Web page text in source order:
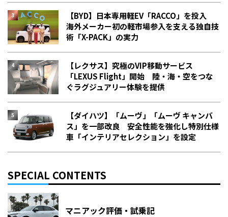
【BYD】日本専用軽EV「RACCO」を投入
海外メーカー初の軽市場参入を支える独自技
術「X-PACK」の実力
【レクサス】究極のVIP移動サービス
「LEXUS Flight」開始 陸・海・空をつな
ぐラグジュアリー体験を提供
【ダイハツ】「ムーヴ」「ムーヴ キャンバ
ス」を一部改良 安全性能を強化し特別仕様
車「インテリアセレクション」を設定
SPECIAL CONTENTS
マニアック評価・試乗記